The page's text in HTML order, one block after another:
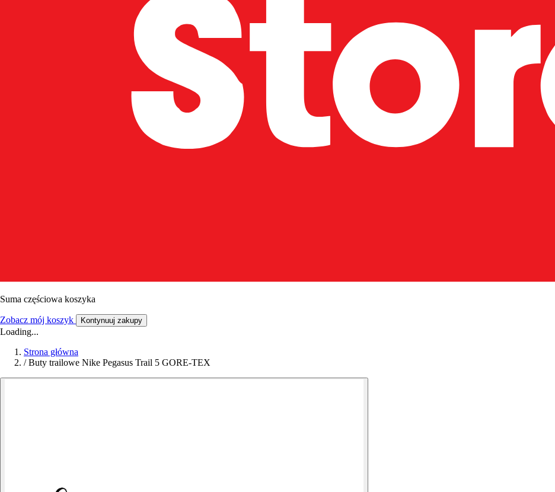
Suma częściowa koszyka
Zobacz mój koszyk Kontynuuj zakupy
Loading...
Strona główna
/ Buty trailowe Nike Pegasus Trail 5 GORE-TEX